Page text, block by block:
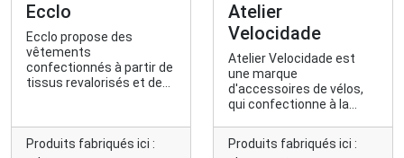
Ecclo
Ecclo propose des
vêtements
confectionnés à partir de
tissus revalorisés et de
Produits fabriqués ici :
Atelier
Velocidade
Atelier Velocidade est
une marque
d'accessoires de vélos,
qui confectionne à la
bikepacking.
Produits fabriqués ici :